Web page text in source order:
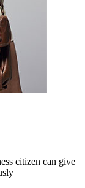
citizen can give